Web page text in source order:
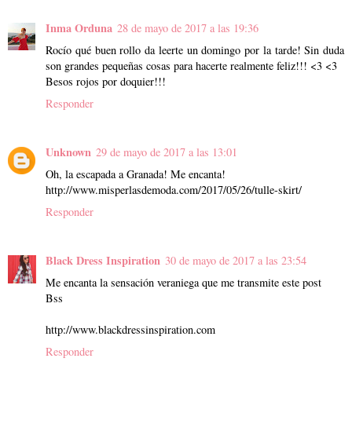
Inma Orduna 28 de mayo de 2017 a las 19:36
Rocío qué buen rollo da leerte un domingo por la tarde! Sin duda
son grandes pequeñas cosas para hacerte realmente feliz!!! <3 <3
Besos rojos por doquier!!!
Responder
Unknown 29 de mayo de 2017 a las 13:01
Oh, la escapada a Granada! Me encanta!
http://www.misperlasdemoda.com/2017/05/26/tulle-skirt/
Responder
Black Dress Inspiration 30 de mayo de 2017 a las 23:54
Me encanta la sensación veraniega que me transmite este post
Bss
http://www.blackdressinspiration.com
Responder